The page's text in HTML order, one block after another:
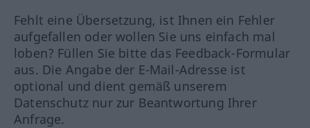
Fehlt eine Übersetzung, ist Ihnen ein Fehler
aufgefallen oder wollen Sie uns einfach mal
loben? Füllen Sie bitte das Feedback-Formular
aus. Die Angabe der E-Mail-Adresse ist
optional und dient gemäß unserem
Datenschutz nur zur Beantwortung Ihrer
Anfrage.